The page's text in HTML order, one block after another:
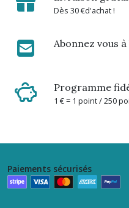
Dès 30 €d'achat !
Abonnez vous
Programme
1 € = 1 point / 250
Paiements sécurisés